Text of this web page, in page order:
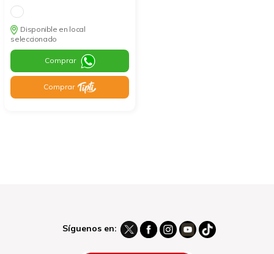
Disponible en local
seleccionado
Comprar
Comprar
Síguenos en: